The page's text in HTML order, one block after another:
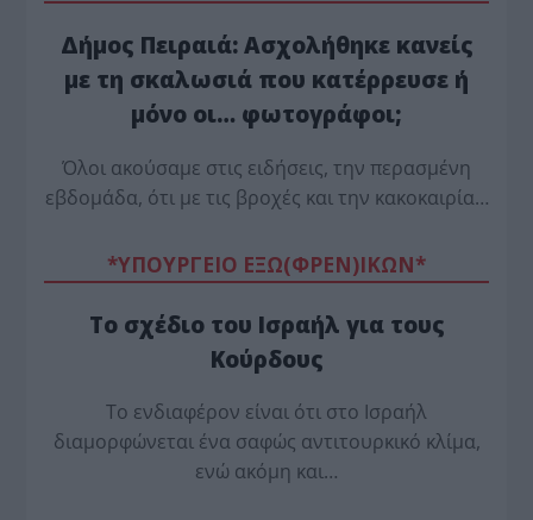
Δήμος Πειραιά: Ασχολήθηκε κανείς
με τη σκαλωσιά που κατέρρευσε ή
μόνο οι… φωτογράφοι;
Όλοι ακούσαμε στις ειδήσεις, την περασμένη
εβδομάδα, ότι με τις βροχές και την κακοκαιρία…
*ΥΠΟΥΡΓΕΙΟ ΕΞΩ(ΦΡΕΝ)ΙΚΩΝ*
Το σχέδιο του Ισραήλ για τους
Κούρδους
Το ενδιαφέρον είναι ότι στο Ισραήλ
διαμορφώνεται ένα σαφώς αντιτουρκικό κλίμα,
ενώ ακόμη και…